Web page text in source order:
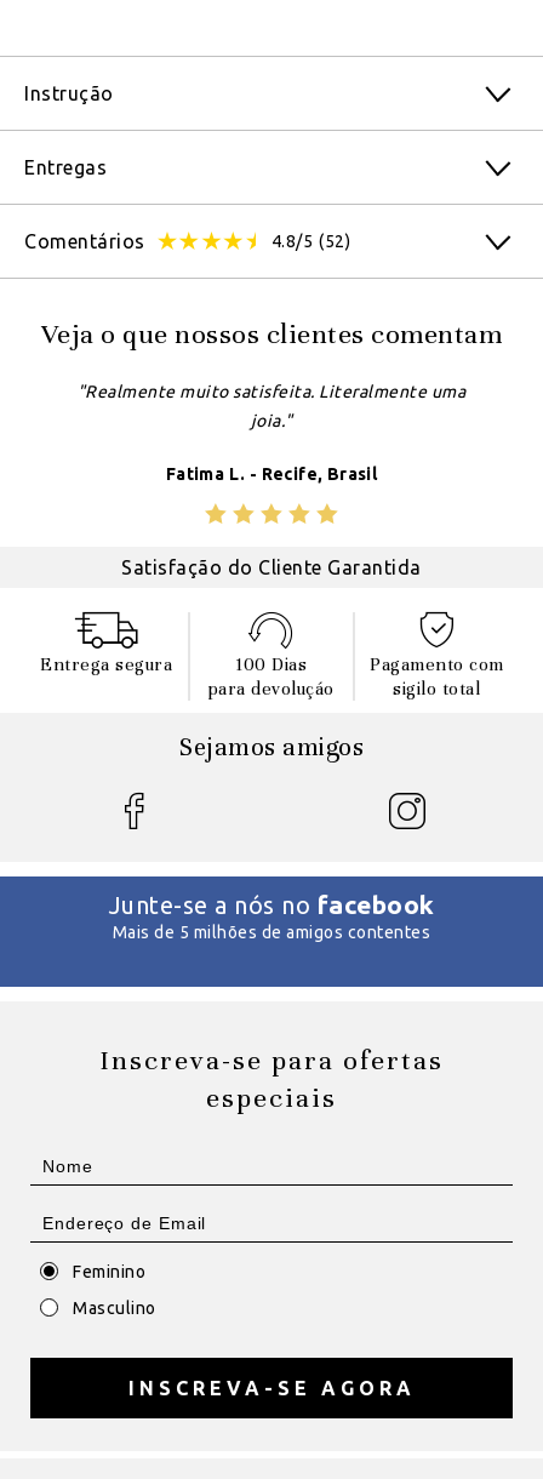
Instrução
Entregas
Comentários 4.8/5 (52)
Veja o que nossos clientes comentam
"Realmente muito satisfeita. Literalmente uma
joia."
Fatima L. - Recife, Brasil
Satisfação do Cliente Garantida
Entrega segura
100 Dias
para devoluçáo
Pagamento com
sigilo total
Sejamos amigos
Junte-se a nós no facebook
Mais de 5 milhões de amigos contentes
Inscreva-se para ofertas
especiais
Feminino
Masculino
INSCREVA-SE AGORA